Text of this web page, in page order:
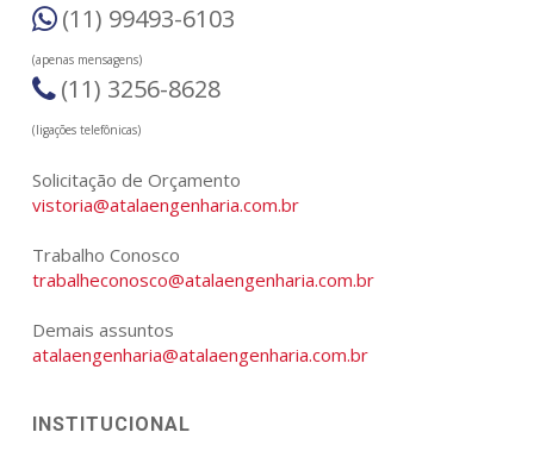
(11) 99493-6103
(apenas mensagens)
(11) 3256-8628
(ligações telefônicas)
Solicitação de Orçamento
vistoria@atalaengenharia.com.br
Trabalho Conosco
trabalheconosco@atalaengenharia.com.br
Demais assuntos
atalaengenharia@atalaengenharia.com.br
INSTITUCIONAL